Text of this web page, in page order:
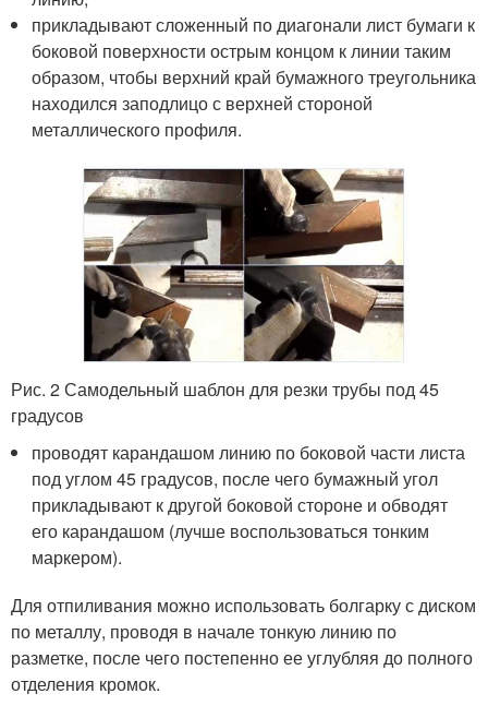
прикладывают сложенный по диагонали лист бумаги к
боковой поверхности острым концом к линии таким
образом, чтобы верхний край бумажного треугольника
находился заподлицо с верхней стороной
металлического профиля.
Рис. 2 Самодельный шаблон для резки трубы под 45
градусов
проводят карандашом линию по боковой части листа
под углом 45 градусов, после чего бумажный угол
прикладывают к другой боковой стороне и обводят
его карандашом (лучше воспользоваться тонким
маркером).
Для отпиливания можно использовать болгарку с диском
по металлу, проводя в начале тонкую линию по
разметке, после чего постепенно ее углубляя до полного
отделения кромок.